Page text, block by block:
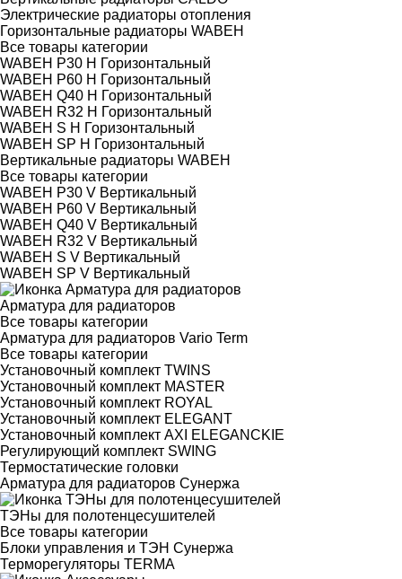
Электрические радиаторы отопления
Горизонтальные радиаторы WABEH
Все товары категории
WABEH P30 H Горизонтальный
WABEH P60 H Горизонтальный
WABEH Q40 H Горизонтальный
WABEH R32 H Горизонтальный
WABEH S H Горизонтальный
WABEH SP H Горизонтальный
Вертикальные радиаторы WABEH
Все товары категории
WABEH P30 V Вертикальный
WABEH P60 V Вертикальный
WABEH Q40 V Вертикальный
WABEH R32 V Вертикальный
WABEH S V Вертикальный
WABEH SP V Вертикальный
Арматура для радиаторов
Все товары категории
Арматура для радиаторов Vario Term
Все товары категории
Установочный комплект TWINS
Установочный комплект MASTER
Установочный комплект ROYAL
Установочный комплект ELEGANT
Установочный комплект AXI ELEGANCKIE
Регулирующий комплект SWING
Термостатические головки
Арматура для радиаторов Сунержа
ТЭНы для полотенцесушителей
Все товары категории
Блоки управления и ТЭН Сунержа
Терморегуляторы TERMA